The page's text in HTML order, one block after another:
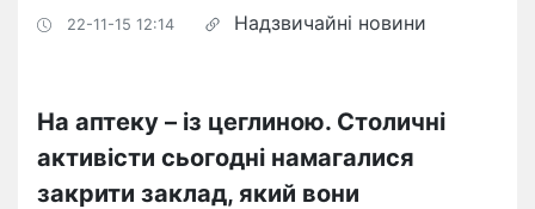
22-11-15 12:14 Надзвичайні новини
На аптеку – із цеглиною. Столичні
активісти сьогодні намагалися
закрити заклад, який вони